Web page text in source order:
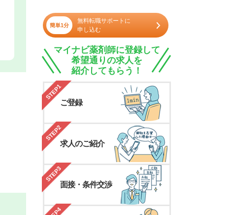
簡単1分
無料転職サポートに
申し込む
マイナビ薬剤師に登録して
希望通りの求人を
紹介してもらう！
STEP1
ご登録
STEP2
求人のご紹介
STEP3
面接・条件交渉